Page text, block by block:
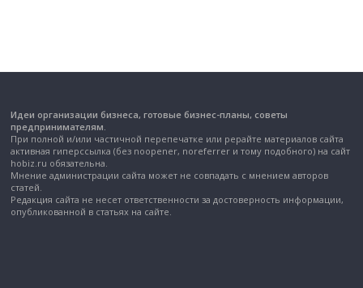
Идеи организации бизнеса, готовые бизнес-планы, советы
предпринимателям.
При полной и/или частичной перепечатке или рерайте материалов сайта
активная гиперссылка (без noopener, noreferrer и тому подобного) на сайт
hobiz.ru обязательна.
Мнение администрации сайта может не совпадать с мнением авторов
статей.
Редакция сайта не несет ответственности за достоверность информации,
опубликованной в статьях на сайте.